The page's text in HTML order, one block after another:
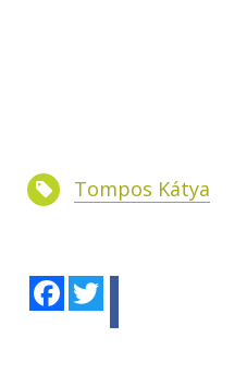
Tompos Kátya
Facebook